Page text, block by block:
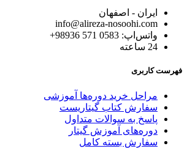
ایران - اصفهان
info@alireza-nosoohi.com
واتس‌اپ: 0583 571 98936+
24 ساعته
فهرست کاربری
مراحل خرید دوره‌ها آموزشی
سفارش کتاب گیتاریست
پاسخ به سوالات متداول
دوره‌های آموزش گیتار
سفارش بسته کامل